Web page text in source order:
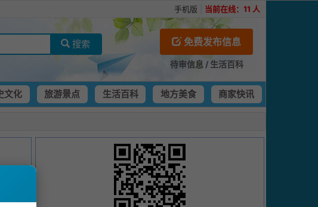
手机版 当前在线： 11 人
搜索 免费发布信息
待审信息 / 生活百科
文化 旅游景点 生活百科 地方美食 商家快讯